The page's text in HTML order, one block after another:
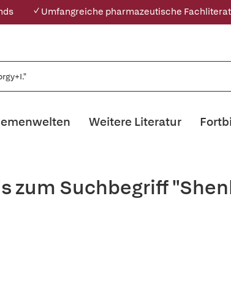
✓ Umfangreiche pharmazeutische
Weitere Literatur
zum Suchbegriff